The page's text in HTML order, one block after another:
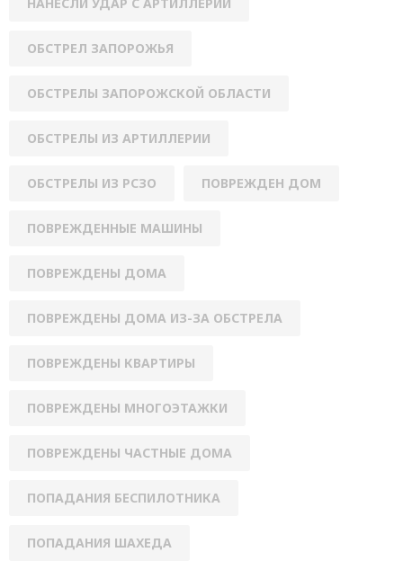
ОБСТРЕЛ ЗАПОРОЖЬЯ
ОБСТРЕЛЫ ЗАПОРОЖСКОЙ ОБЛАСТИ
ОБСТРЕЛЫ ИЗ АРТИЛЛЕРИИ
ОБСТРЕЛЫ ИЗ РСЗО ПОВРЕЖДЕН ДОМ
ПОВРЕЖДЕННЫЕ МАШИНЫ
ПОВРЕЖДЕНЫ ДОМА
ПОВРЕЖДЕНЫ ДОМА ИЗ-ЗА ОБСТРЕЛА
ПОВРЕЖДЕНЫ КВАРТИРЫ
ПОВРЕЖДЕНЫ МНОГОЭТАЖКИ
ПОВРЕЖДЕНЫ ЧАСТНЫЕ ДОМА
ПОПАДАНИЯ БЕСПИЛОТНИКА
ПОПАДАНИЯ ШАХЕДА